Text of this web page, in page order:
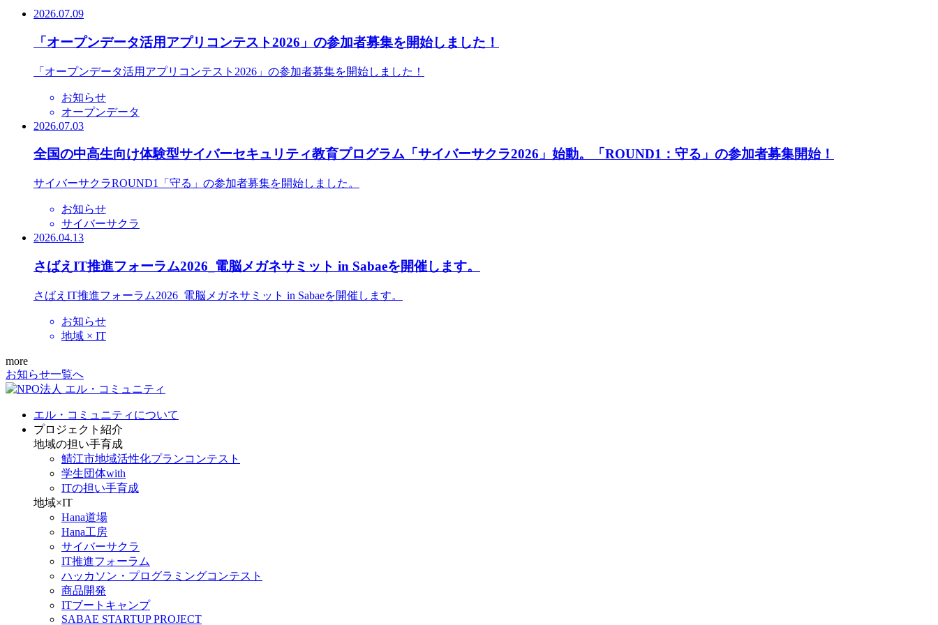
2026.07.09
「オープンデータ活用アプリコンテスト2026」の参加者募集を開始しました！
「オープンデータ活用アプリコンテスト2026」の参加者募集を開始しました！
お知らせ
オープンデータ
2026.07.03
全国の中高生向け体験型サイバーセキュリティ教育プログラム「サイバーサクラ2026」始動。「ROUND1：守る」の参加者募集開始！
サイバーサクラROUND1「守る」の参加者募集を開始しました。
お知らせ
サイバーサクラ
2026.04.13
さばえIT推進フォーラム2026_電脳メガネサミット in Sabaeを開催します。
さばえIT推進フォーラム2026_電脳メガネサミット in Sabaeを開催します。
お知らせ
地域 × IT
more
お知らせ一覧へ
エル・コミュニティについて
プロジェクト紹介
地域の担い手育成
鯖江市地域活性化プランコンテスト
学生団体with
ITの担い手育成
地域×IT
Hana道場
Hana工房
サイバーサクラ
IT推進フォーラム
ハッカソン・プログラミングコンテスト
商品開発
ITブートキャンプ
SABAE STARTUP PROJECT